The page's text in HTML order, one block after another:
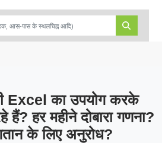
Excel का उपयोग करके
हैं? हर महीने दोबारा गणना?
के लिए अनुरोध?